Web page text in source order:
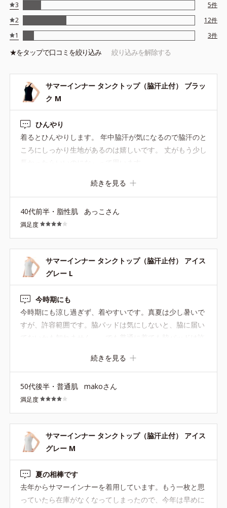
3
5件
2
12件
1
3件
★をタップで口コミを絞り込み 絞り込みを解除する
サマーインナー タンクトップ（脇汗止付） ブラッ
ク M
ひんやり
着るとひんやりします。 年中脇汗が気になるので脇汗のと
ころにしっかり生地があるのは嬉しいです。 丈がもう少し
長かったらいいのにな～って思います。
続きを見る
40代前半・脂性肌 あっこさん
満足度
サマーインナー タンクトップ（脇汗止付） アイス
グレー L
今時期にも
今時期にも涼し過ぎず、着やすいです。真夏は少し暑いで
すが、許容範囲です。脇パッドは気にしないと、脇に届い
も。。でも形崩れしないし、胸の辺りも見え難く良いで
す。
続きを見る
50代後半・普通肌 makoさん
満足度
サマーインナー タンクトップ（脇汗止付） アイス
グレー M
夏の相棒です
去年からサマーインナーを着用しています。もう一枚と思
っていたら在庫がなくなってしまったので、今年は早めに